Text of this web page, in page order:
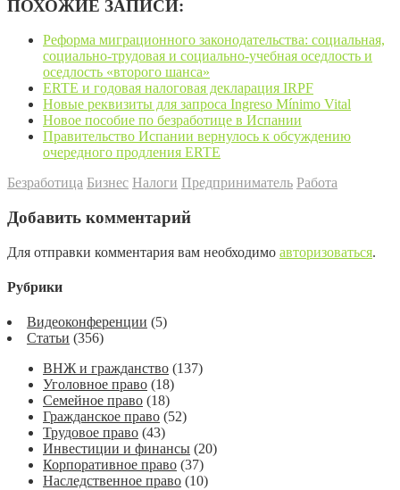
ПОХОЖИЕ ЗАПИСИ:
Реформа миграционного законодательства: социальная,
социально-трудовая и социально-учебная оседлость и
оседлость «второго шанса»
ERTE и годовая налоговая декларация IRPF
Новые реквизиты для запроса Ingreso Mínimo Vital
Новое пособие по безработице в Испании
Правительство Испании вернулось к обсуждению
очередного продления ERTE
Безработица Бизнес Налоги Предприниматель Работа
Добавить комментарий
Для отправки комментария вам необходимо авторизоваться.
Рубрики
Видеоконференции (5)
Статьи (356)
ВНЖ и гражданство (137)
Уголовное право (18)
Семейное право (18)
Гражданское право (52)
Трудовое право (43)
Инвестиции и финансы (20)
Корпоративное право (37)
Наследственное право (10)